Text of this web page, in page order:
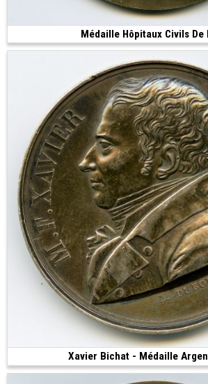
Médaille Hôpitaux Civils De
(1902 • Paris • 125.96 g • 68 mm)
Xavier Bichat - Médaille
(1902 • 35.91 g • 41 mm)